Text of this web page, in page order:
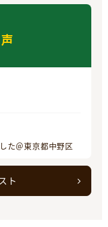
声
た＠東京都中野区
ト